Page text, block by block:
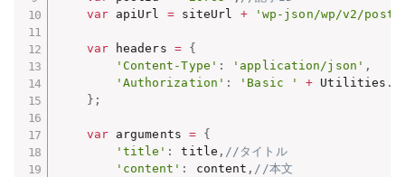
var apiUrl = siteUrl + 'wp-json/wp/v2/
var headers =
{
'Content-Type' : 'application/json' ,
'Authorization' : 'Basic ' + Utilities .
} ;
var arguments = {
'title' : title , //タイトル
'content' : content , //本文